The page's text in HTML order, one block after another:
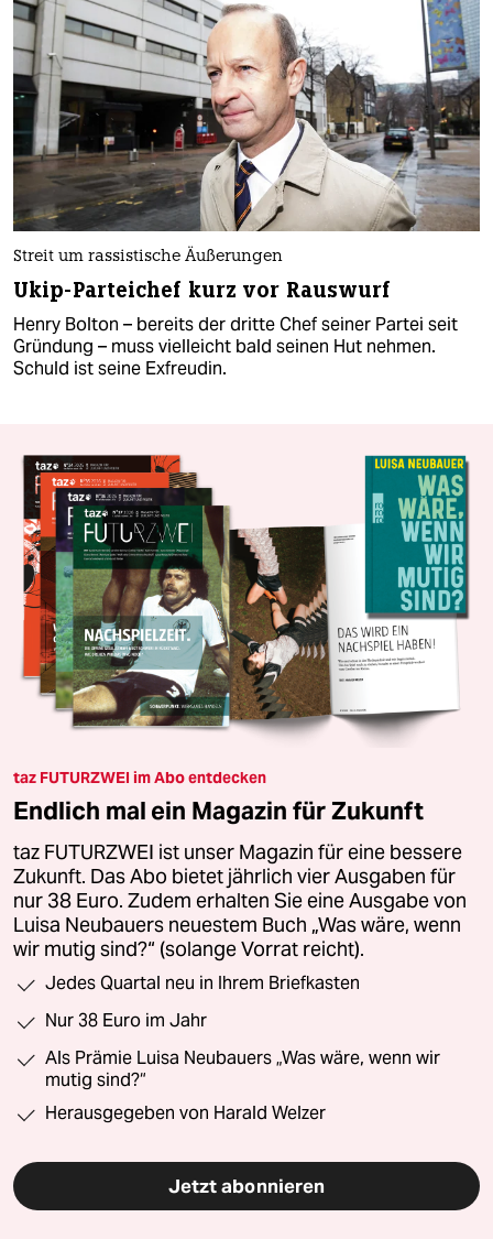
Streit um rassistische Äußerungen
Ukip-Parteichef kurz vor Rauswurf
Henry Bolton – bereits der dritte Chef seiner Partei seit
Gründung – muss vielleicht bald seinen Hut nehmen.
Schuld ist seine Exfreudin.
taz FUTURZWEI im Abo entdecken
Endlich mal ein Magazin für Zukunft
taz FUTURZWEI ist unser Magazin für eine bessere
Zukunft. Das Abo bietet jährlich vier Ausgaben für
nur 38 Euro. Zudem erhalten Sie eine Ausgabe von
Luisa Neubauers neuestem Buch „Was wäre, wenn
wir mutig sind?“ (solange Vorrat reicht).
Jedes Quartal neu in Ihrem Briefkasten
Nur 38 Euro im Jahr
Als Prämie Luisa Neubauers „Was wäre, wenn wir
mutig sind?“
Herausgegeben von Harald Welzer
Jetzt abonnieren